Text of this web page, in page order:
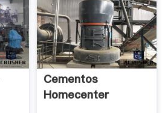
Cementos
Homecenter